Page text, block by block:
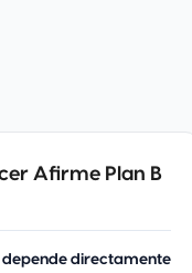
Afirme Plan B
depende directamente